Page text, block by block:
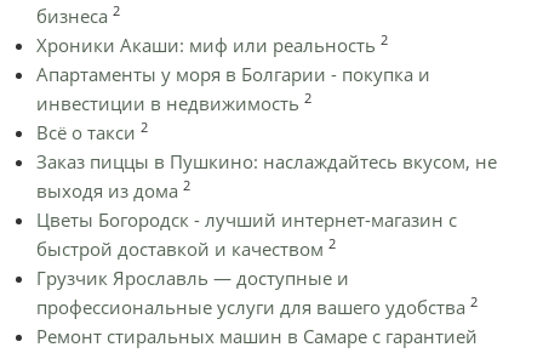
бизнеса 2
Хроники Акаши: миф или реальность 2
Апартаменты у моря в Болгарии - покупка и
инвестиции в недвижимость 2
Всё о такси 2
Заказ пиццы в Пушкино: наслаждайтесь вкусом, не
выходя из дома 2
Цветы Богородск - лучший интернет-магазин с
быстрой доставкой и качеством 2
Грузчик Ярославль — доступные и
профессиональные услуги для вашего удобства 2
Ремонт стиральных машин в Самаре с гарантией